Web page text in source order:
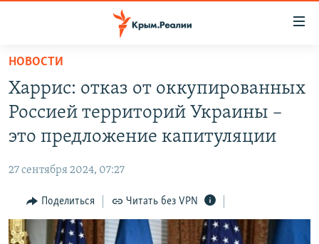
Вернуться
основному
содержанию
главной
навигации
Вернутся
поиску
СПЕЦПРОЕКТЫ
11 ЛЕТ ОККУПАЦИИ КРЫМА. 11 ИСТОРИЙ СОПРОТИВЛЕНИЯ
ЕЩЕ
ИНТЕРАКТИВ
ИНФОГРАФИКА
РАДІО СВОБОДА
КАК ОБОЙТИ БЛОКИРОВКУ
НОВОСТИ
Харрис: отказ от оккупированных
Россией территорий Украины –
это предложение капитуляции
27 сентября 2024, 07:27
Поделиться Читать без VPN